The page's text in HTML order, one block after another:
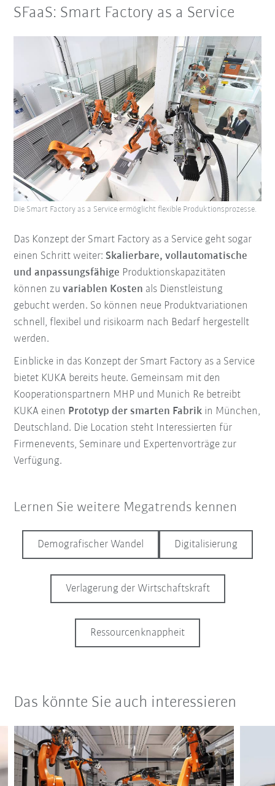
SFaaS: Smart Factory as a Service
Das Konzept der Smart Factory as a Service geht sogar
einen Schritt weiter:Skalierbare, vollautomatische
und anpassungsfähige Produktionskapazitäten
können zuvariablen Kosten als Dienstleistung
gebucht werden. So können neue Produktvariationen
schnell, flexibel und risikoarm nach Bedarf hergestellt
werden.
Einblicke in das Konzept der Smart Factory as a Service
bietet KUKA bereits heute. Gemeinsam mit den
Kooperationspartnern MHP und Munich Re betreibt
KUKA einen Prototyp der smarten Fabrik in München,
Deutschland. Die Location steht Interessierten für
Firmenevents, Seminare und Expertenvorträge zur
Verfügung.
Die Smart Factory as a Service ermöglicht flexible Produktionsprozesse.
Lernen Sie weitere Megatrends kennen
Demografischer Wandel Digitalisierung
Verlagerung der Wirtschaftskraft
Ressourcenknappheit
Das könnte Sie auch interessieren